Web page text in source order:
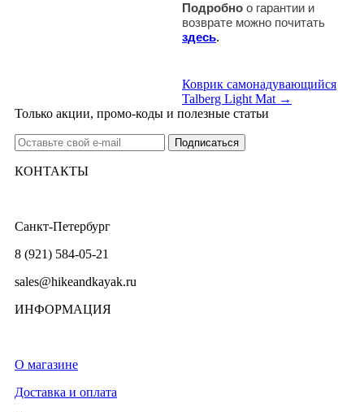
Подробно о гарантии и
возврате можно почитать
здесь.
Коврик самонадувающийся
Talberg Light Mat →
Только акции, промо-коды и полезные статьи
КОНТАКТЫ
Санкт-Петербург
8 (921) 584-05-21
sales@hikeandkayak.ru
ИНФОРМАЦИЯ
О магазине
Доставка и оплата